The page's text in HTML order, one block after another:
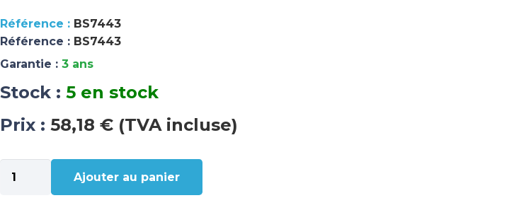
BS7443
Référence : BS7443
Garantie : 3 ans
Stock : 5 en stock
Prix : 58,18 € (TVA incluse)
quantité
de
Ajouter au panier